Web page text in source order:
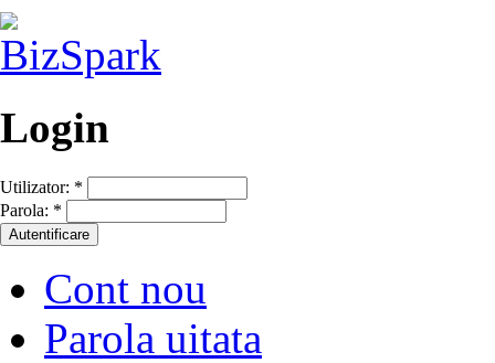
Login
Utilizator: *
Parola: *
Cont nou
Parola uitata